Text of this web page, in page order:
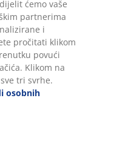
ćemo vaše
partnerima
i
pročitati klikom
povući
Klikom na
tri svrhe.
osobnih